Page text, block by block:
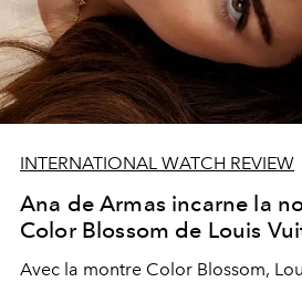
INTERNATIONAL WATCH REVIEW
Ana de Armas incarne la
Color Blossom de Louis
Avec la montre Color Blossom,